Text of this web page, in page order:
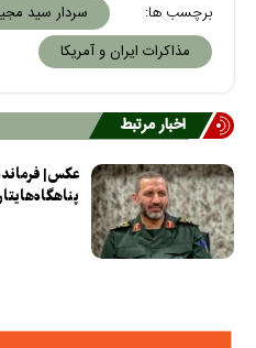
برچسب ها:
سردار سید
مذاکرات ایران و آمریکا
اخبار مرتبط
عکس|